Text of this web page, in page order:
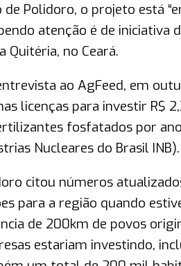
de Polidoro, o projeto está
atenção é de iniciativa
Quitéria, no Ceará.
ao AgFeed, em
licenças para investir R$
fosfatados por
Nucleares do Brasil INB).
citou números
para a região quando
de 200km de povos
estariam investindo,